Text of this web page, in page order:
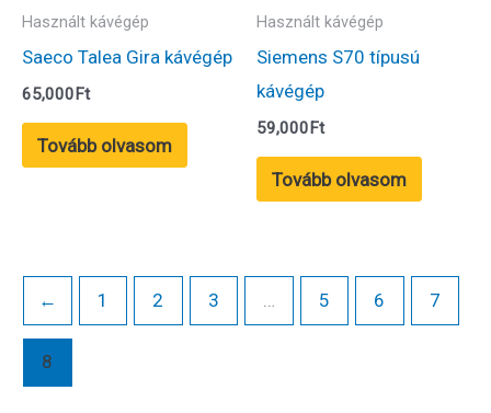
Használt kávégép
Saeco Talea Gira kávégép
65,000Ft
Tovább olvasom
Használt kávégép
Siemens S70 típusú
kávégép
59,000Ft
Tovább olvasom
← 1 2 3 5 6 7
8